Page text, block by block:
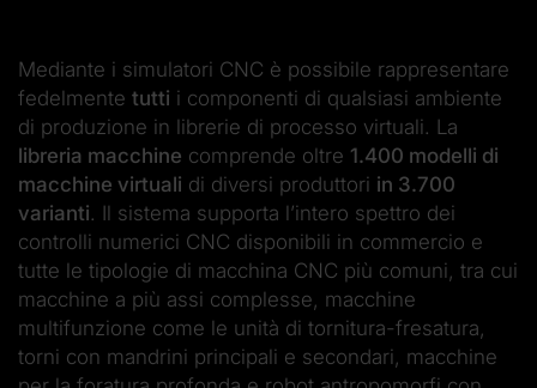
Mediante i simulatori CNC è possibile rappresentare
fedelmente tutti i componenti di qualsiasi ambiente
di produzione in librerie di processo virtuali. La
libreria macchine comprende oltre 1.400 modelli di
macchine virtuali di diversi produttori in 3.700
varianti. Il sistema supporta l’intero spettro dei
controlli numerici CNC disponibili in commercio e
tutte le tipologie di macchina CNC più comuni, tra cui
macchine a più assi complesse, macchine
multifunzione come le unità di tornitura-fresatura,
torni con mandrini principali e secondari, macchine